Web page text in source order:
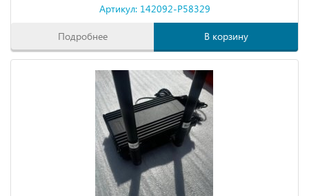
Артикул: 142092-P58329
Подробнее В корзину